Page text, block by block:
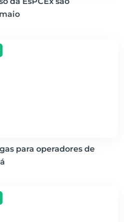
para operadores de